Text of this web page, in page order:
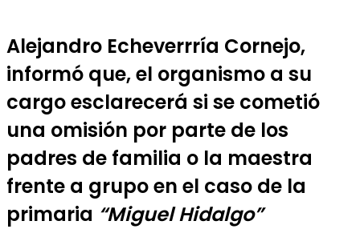
Alejandro Echeverrría Cornejo,
informó que, el organismo a su
cargo esclarecerá si se cometió
una omisión por parte de los
padres de familia o la maestra
frente a grupo en el caso de la
primaria “Miguel Hidalgo”